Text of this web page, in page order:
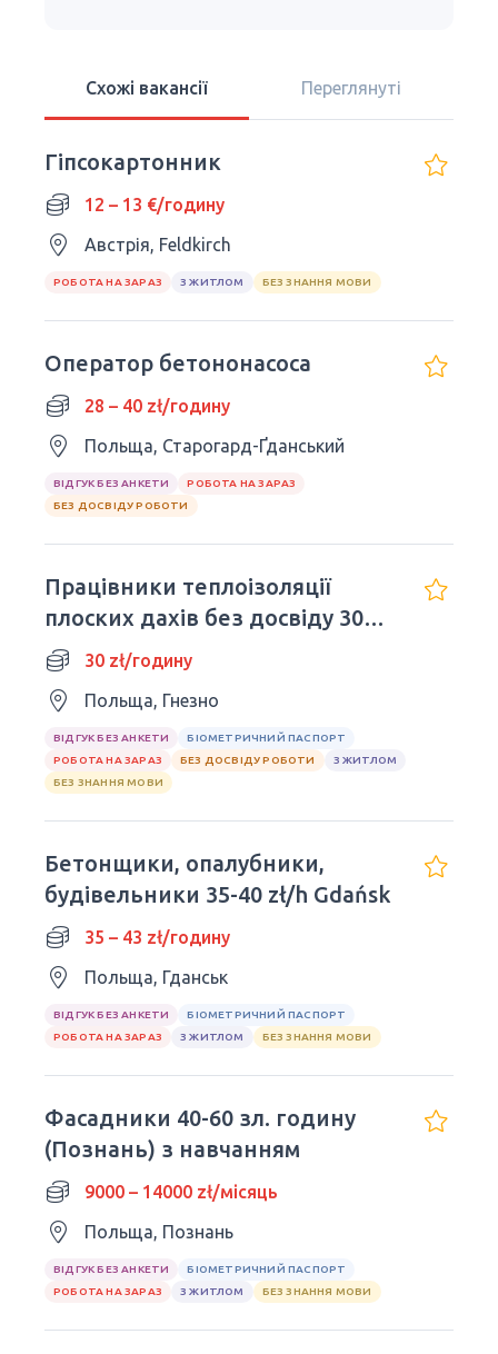
Схожі вакансії Переглянуті
Гіпсокартонник
12 – 13 €/годину
Австрія, Feldkirch
РОБОТА НА ЗАРАЗ З ЖИТЛОМ БЕЗ ЗНАННЯ МОВИ
Оператор бетононасоса
28 – 40 zł/годину
Польща, Старогард-Ґданський
ВІДГУК БЕЗ АНКЕТИ
РОБОТА НА ЗАРАЗ
БЕЗ ДОСВІДУ РОБОТИ
Працівники теплоізоляції
плоских дахів без досвіду 30
zl/h (netto)!
30 zł/годину
Польща, Гнезно
ВІДГУК БЕЗ АНКЕТИ
БІОМЕТРИЧНИЙ ПАСПОРТ
РОБОТА НА ЗАРАЗ
БЕЗ ДОСВІДУ РОБОТИ
З ЖИТЛОМ
БЕЗ ЗНАННЯ МОВИ
Бетонщики, опалубники,
будівельники 35-40 zł/h Gdańsk
35 – 43 zł/годину
Польща, Гданськ
ВІДГУК БЕЗ АНКЕТИ
БІОМЕТРИЧНИЙ ПАСПОРТ
РОБОТА НА ЗАРАЗ
З ЖИТЛОМ БЕЗ ЗНАННЯ МОВИ
Фасадники 40-60 зл. годину
(Познань) з навчанням
9000 – 14000 zł/місяць
Польща, Познань
ВІДГУК БЕЗ АНКЕТИ
БІОМЕТРИЧНИЙ ПАСПОРТ
РОБОТА НА ЗАРАЗ
З ЖИТЛОМ БЕЗ ЗНАННЯ МОВИ